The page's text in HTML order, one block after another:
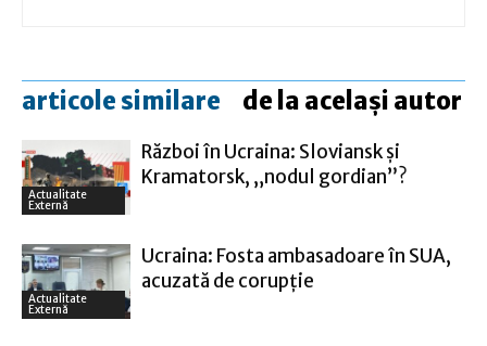
articole similare de la același autor
Actualitate
Externă
Război în Ucraina: Sloviansk şi
Kramatorsk, „nodul gordian”?
Actualitate
Externă
Ucraina: Fosta ambasadoare în SUA,
acuzată de corupţie